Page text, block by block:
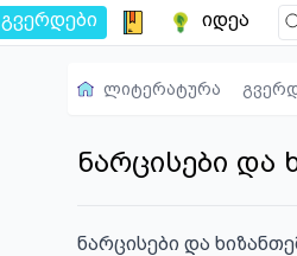
გვერდები იდეა
ლიტერატურა
ნარცისები და
ნარცისები და